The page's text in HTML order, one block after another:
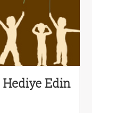
Edin